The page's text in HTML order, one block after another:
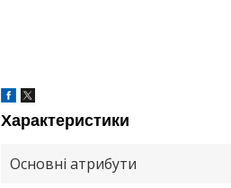
Характеристики
Основні атрибути